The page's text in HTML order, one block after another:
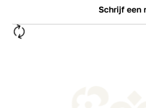
Schrijf een